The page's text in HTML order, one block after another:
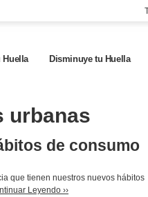
Huella Disminuye tu Huella
urbanas
de consumo
que tienen nuestros nuevos hábitos
Leyendo ››